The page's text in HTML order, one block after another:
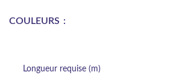
COULEURS
Longueur requise (m)